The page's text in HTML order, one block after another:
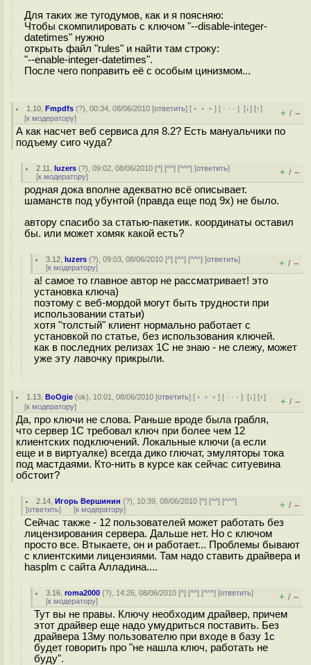
Для таких же тугодумов, как и я поясняю:
Чтобы скомпилировать с ключом "--disable-integer-
datetimes" нужно
открыть файл "rules" и найти там строку:
"--enable-integer-datetimes".
После чего поправить её с особым цинизмом...
1.10 ,Fmpdfs (?), 00:34, 08/06/2010 [ответить] [ ﹢﹢﹢] [ · · ·][↓] [↑]
[к модератору] + / –
А как насчет веб сервиса для 8.2? Есть мануальчики по
подъему сиго чуда?
2.11 ,luzers (?), 09:02, 08/06/2010 [^] [^^] [^^^] [ответить]
[к модератору] + / –
родная дока вполне адекватно всё описывает.
шаманств под убунтой (правда еще под 9х) не было.
автору спасибо за статью-пакетик. координаты оставил
бы. или может хомяк какой есть?
3.12 ,luzers (?), 09:03, 08/06/2010 [^] [^^] [^^^] [ответить]
[к модератору] + / –
а! самое то главное автор не рассматривает! это
установка ключа)
поэтому с веб-мордой могут быть трудности при
использовании статьи)
хотя "толстый" клиент нормально работает с
установкой по статье, без использования ключей.
как в последних релизах 1С не знаю - не слежу, может
уже эту лавочку прикрыли.
1.13 ,BoOgie (ok), 10:01, 08/06/2010 [ответить] [ ﹢﹢﹢] [ · · ·][↓] [↑]
[к модератору] + / –
Да, про ключи не слова. Раньше вроде была грабля,
что сервер 1С требовал ключ при более чем 12
клиентских подключений. Локальные ключи (а если
еще и в виртуалке) всегда дико глючат, эмуляторы тока
под мастдаями. Кто-нить в курсе как сейчас ситуевина
обстоит?
2.14 ,Игорь Вершинин (?), 10:39, 08/06/2010 [^] [^^] [^^^]
[ответить] [к модератору] + / –
Сейчас также - 12 пользователей может работать без
лицензирования сервера. Дальше нет. Но с ключом
просто все. Втыкаете, он и работает... Проблемы бывают
с клиентскими лицензиями. Там надо ставить драйвера и
hasplm с сайта Алладина....
3.16 ,roma2000 (?), 14:26, 08/06/2010 [^] [^^] [^^^] [ответить]
[к модератору] + / –
Тут вы не правы. Ключу необходим драйвер, причем
этот драйвер еще надо умудриться поставить. Без
драйвера 13му пользователю при входе в базу 1с
будет говорить про "не нашла ключ, работать не
буду".